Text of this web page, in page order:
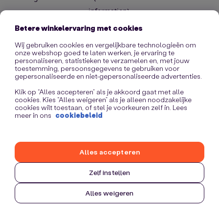
information).
Betere winkelervaring met cookies
Wij gebruiken cookies en vergelijkbare technologieën om
onze webshop goed te laten werken, je ervaring te
personaliseren, statistieken te verzamelen en, met jouw
toestemming, persoonsgegevens te gebruiken voor
gepersonaliseerde en niet-gepersonaliseerde advertenties.
Klik op “Alles accepteren” als je akkoord gaat met alle
cookies. Kies “Alles weigeren” als je alleen noodzakelijke
cookies wilt toestaan, of stel je voorkeuren zelf in. Lees
meer in ons cookiebeleid
Zelf instellen
Alles weigeren
Alles accepteren